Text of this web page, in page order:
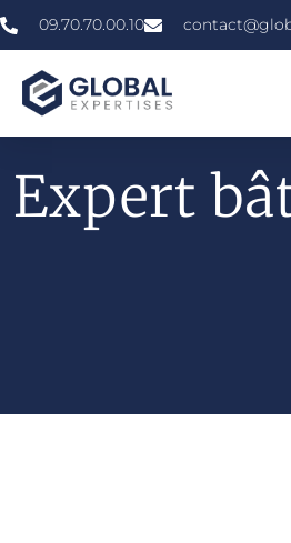
09.70.70.00.10
Expert
»»»Expert En Bâtiment À